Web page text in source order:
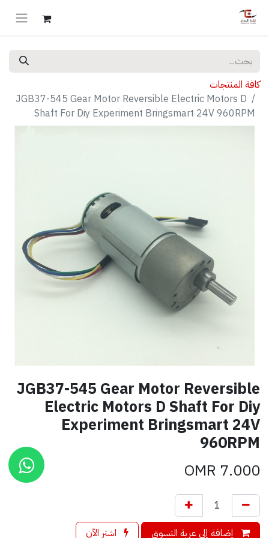
كافة المنتجات
JGB37-545 Gear Motor Reversible Electric Motors D
Shaft For Diy Experiment Bringsmart 24V 960RPM
JGB37-545 Gear Motor Reversible
Electric Motors D Shaft For Diy
Experiment Bringsmart 24V
960RPM
7.000
إضافة إلى عربة التسوق اشترِ الآن